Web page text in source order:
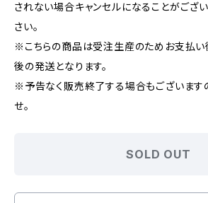
されない場合キャンセルになることがござ
さい。
※こちらの商品は受注生産のためお支払い
後の発送となります。
※予告なく販売終了する場合もございます
せ。
SOLD OUT